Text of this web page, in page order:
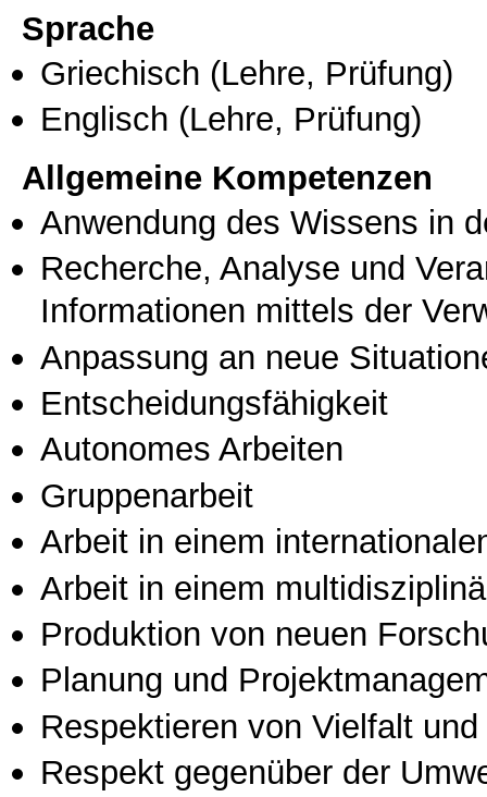
Sprache
Griechisch (Lehre, Prüfung)
Englisch (Lehre, Prüfung)
Allgemeine Kompetenzen
Anwendung des Wissens in
Recherche, Analyse und
Informationen mittels der
Anpassung an neue
Entscheidungsfähigkeit
Autonomes Arbeiten
Gruppenarbeit
Arbeit in einem
Arbeit in einem
Produktion von neuen
Planung und
Respektieren von Vielfalt
Respekt gegenüber der